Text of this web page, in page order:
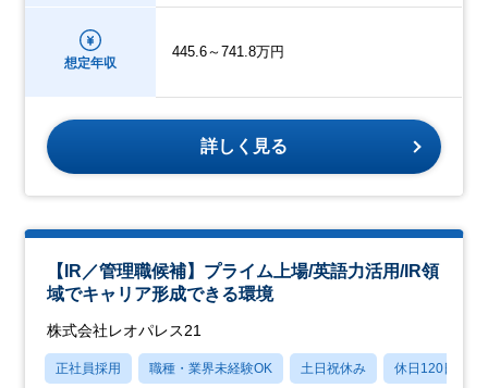
想定年収
445.6～741.8万円
詳しく見る
【IR／管理職候補】プライム上場/英語力活用/IR領
域でキャリア形成できる環境
株式会社レオパレス21
正社員採用 職種・業界未経験OK 土日祝休み 休日120日以上